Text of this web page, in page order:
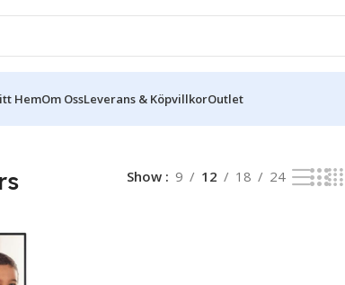
HemOm OssLeverans & KöpvillkorOutlet
Show 9 12 18 24